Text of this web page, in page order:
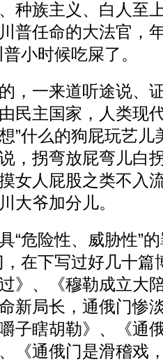
种族主义、白人
普任命的大法官，
小时候吃屎了。
，一来道听途说、
民主国家，人类现
”什么的狗屁玩艺
，拐弯放屁弯儿白
人屁股之类不入
大爷加分儿。
“危险性、威胁性”
，在下写过好几十篇
》、《穆勒成立大
新局长，通俄门惨
子瞎胡勒》、《通
《通俄门是滑稽戏